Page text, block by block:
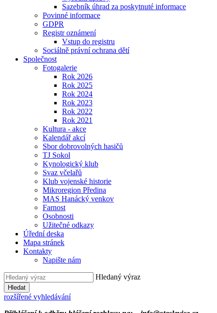
Sazebník úhrad za poskytnuté informace
Povinné informace
GDPR
Registr oznámení
Vstup do registru
Sociálně právní ochrana dětí
Společnost
Fotogalerie
Rok 2026
Rok 2025
Rok 2024
Rok 2023
Rok 2022
Rok 2021
Kultura - akce
Kalendář akcí
Sbor dobrovolných hasičů
TJ Sokol
Kynologický klub
Svaz včelařů
Klub vojenské historie
Mikroregion Předina
MAS Hanácký venkov
Farnost
Osobnosti
Užitečné odkazy
Úřední deska
Mapa stránek
Kontakty
Napište nám
Hledaný výraz
Hledat
rozšířené vyhledávání